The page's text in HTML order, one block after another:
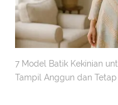
7 Model Batik Kekinian
Tampil Anggun dan